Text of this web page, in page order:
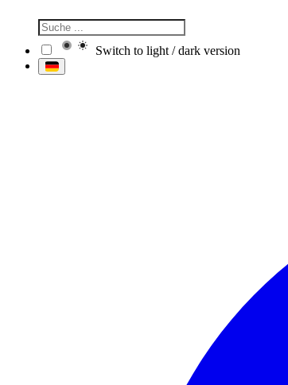
Switch to light / dark version